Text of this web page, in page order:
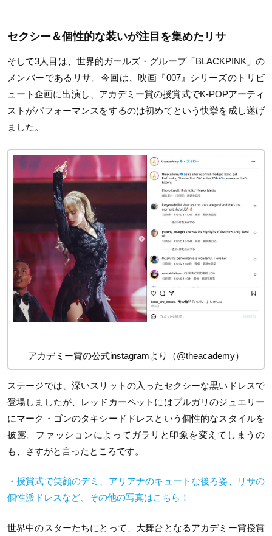
セクシー＆個性的な装いが注目を集めたリサ
そして3人目は、世界的ガールズ・グループ「BLACKPINK」の
メンバーであるリサ。今回は、映画『007』シリーズのトリビ
ュート企画に出演し、アカデミー賞の授賞式でK-POPアーティ
ストがパフォーマンスをするのは初めてという快挙を成し遂げ
ました。
アカデミー賞の公式instagramより（@theacademy）
ステージでは、深いスリットの入ったセクシーな黒いドレスで
登場しましたが、レッドカーペットにはブルガリのジュエリー
にマーク・ゴンのタキシードドレスという個性的なスタイルを
披露。ファッションによってガラリと印象を変えてしまうの
も、さすがと言ったところです。
・授賞式で笑顔のデミ、アリアナのキュートな後ろ姿、リサの
個性派ドレスなど、その他の写真はこちら！
世界中のスターたちにとって、大舞台となるアカデミー賞授賞